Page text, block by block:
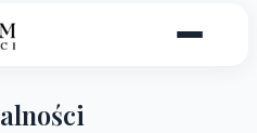
alności